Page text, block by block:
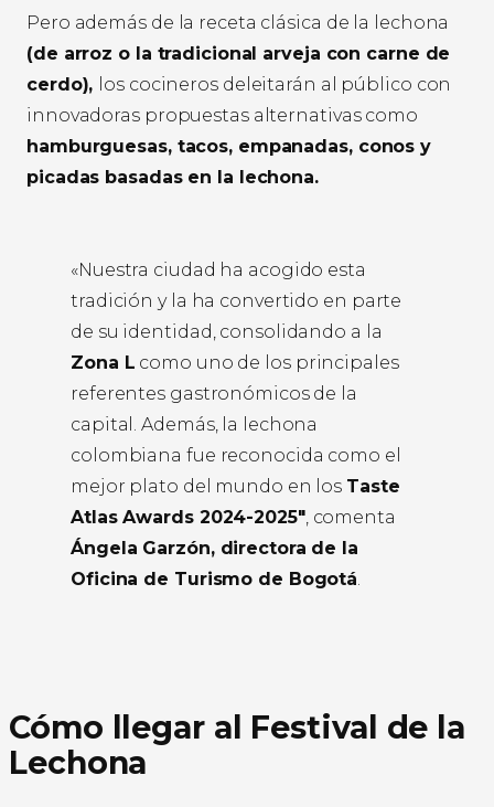
Pero además de la receta clásica de la lechona
(de arroz o la tradicional arveja con carne de
cerdo), los cocineros deleitarán al público con
innovadoras propuestas alternativas como
hamburguesas, tacos, empanadas, conos y
picadas basadas en la lechona.
«Nuestra ciudad ha acogido esta
tradición y la ha convertido en parte
de su identidad, consolidando a la
Zona L como uno de los principales
referentes gastronómicos de la
capital. Además, la lechona
colombiana fue reconocida como el
mejor plato del mundo en los Taste
Atlas Awards 2024-2025″, comenta
Ángela Garzón, directora de la
Oficina de Turismo de Bogotá
Cómo llegar al Festival de la
Lechona